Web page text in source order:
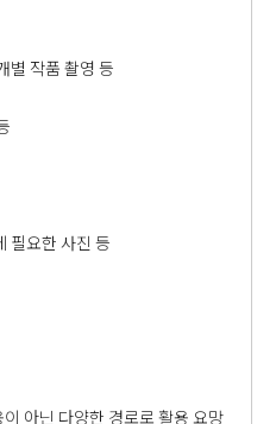
별 작품 촬영 등
필요한 사진 등
아닌 다양한 경로로 활용 요망